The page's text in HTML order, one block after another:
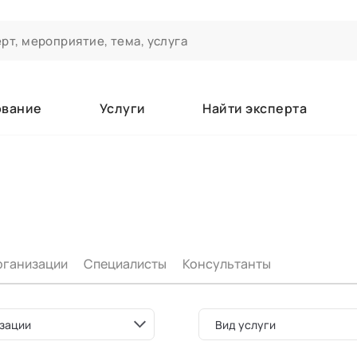
Услуги Найти эксперта
Специалисты Консультанты
Вид услуги
вы зачисляетесь/уже зачислены в качестве